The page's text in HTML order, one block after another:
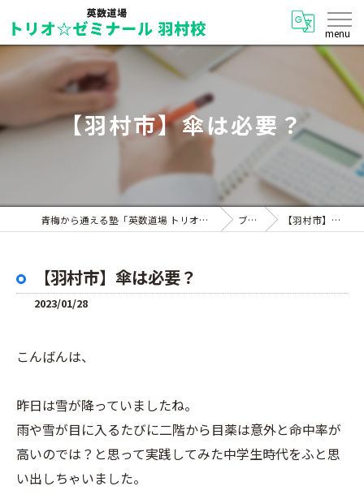
【羽村市】傘は必要？
青梅から通える塾「英数道場 トリオ☆ゼミナール 羽村校」 ブログ 【羽村市】傘は必要？
【羽村市】傘は必要？
2023/01/28
こんばんは、
昨日は雪が降っていましたね。
雨や雪が目に入るたびに二階から目薬は意外と命中率が
高いのでは？と思って実践してみた中学生時代をふと思
い出しちゃいました。